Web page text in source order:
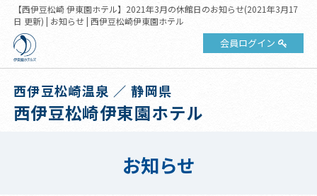
【西伊豆松崎 伊東園ホテル】2021年3月の休館日のお知らせ(2021年3月17
日 更新) | お知らせ | 西伊豆松崎伊東園ホテル
会員ログイン
西伊豆松崎温泉 ／ 静岡県
西伊豆松崎伊東園ホテル
お知らせ